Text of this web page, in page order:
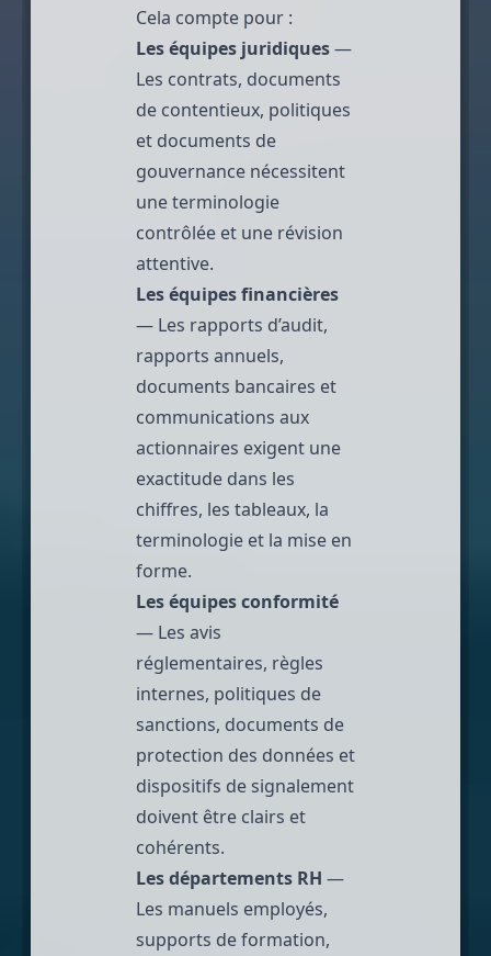
Cela compte pour :
Les équipes juridiques—
Les contrats, documents
de contentieux, politiques
et documents de
gouvernance nécessitent
une terminologie
contrôlée et une révision
attentive.
Les équipes financières
— Les rapports d’audit,
rapports annuels,
documents bancaires et
communications aux
actionnaires exigent une
exactitude dans les
chiffres, les tableaux, la
terminologie et la mise en
forme.
Les équipes conformité
— Les avis
réglementaires, règles
internes, politiques de
sanctions, documents de
protection des données et
dispositifs de signalement
doivent être clairs et
cohérents.
Les départements RH —
Les manuels employés,
supports de formation,